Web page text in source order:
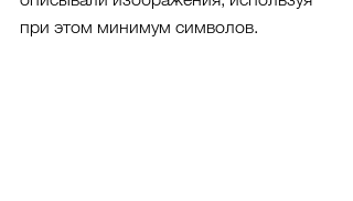
при этом минимум символов.